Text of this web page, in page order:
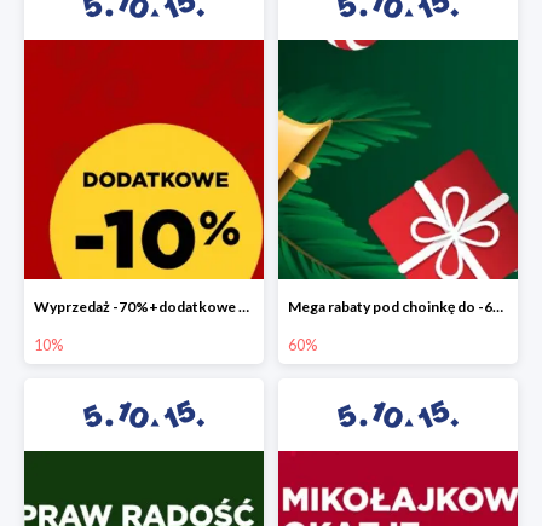
Wyprzedaż -70%+dodatkowe 10%
10%
Mega rabaty pod choinkę do -60%
60%